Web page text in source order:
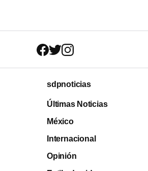
sdpnoticias
Últimas Noticias
México
Internacional
Opinión